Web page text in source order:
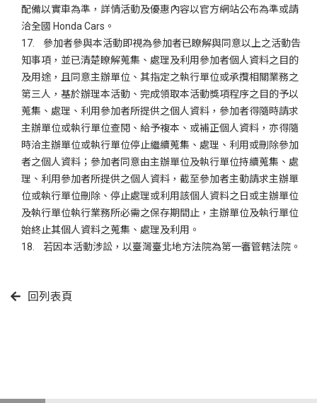
配備以實車為準，詳情活動及優惠內容以官方網站公布為準或請
洽全國 Honda Cars。
17. 參加者參與本活動即視為參加者已瞭解與同意以上之活動告
知事項，並已清楚瞭解蒐集、處理及利用參加者個人資料之目的
及用途，且同意主辦單位、其指定之執行單位或承攬相關業務之
第三人，基於辦理本活動、完成領取本活動獎項程序之目的予以
蒐集、處理、利用參加者所提供之個人資料，參加者得隨時請求
主辦單位或執行單位查閱、給予複本、或補正個人資料，亦得隨
時洽主辦單位或執行單位停止繼續蒐集、處理、利用或刪除參加
者之個人資料；參加者同意由主辦單位及執行單位持續蒐集、處
理、利用參加者所提供之個人資料，截至參加者主動請求主辦單
位或執行單位刪除、停止處理或利用該個人資料之日或主辦單位
及執行單位執行業務所必需之保存期間止，主辦單位及執行單位
始終止其個人資料之蒐集、處理及利用。
18. 若因本活動涉訟，以臺灣臺北地方法院為第一審管轄法院。
回列表頁